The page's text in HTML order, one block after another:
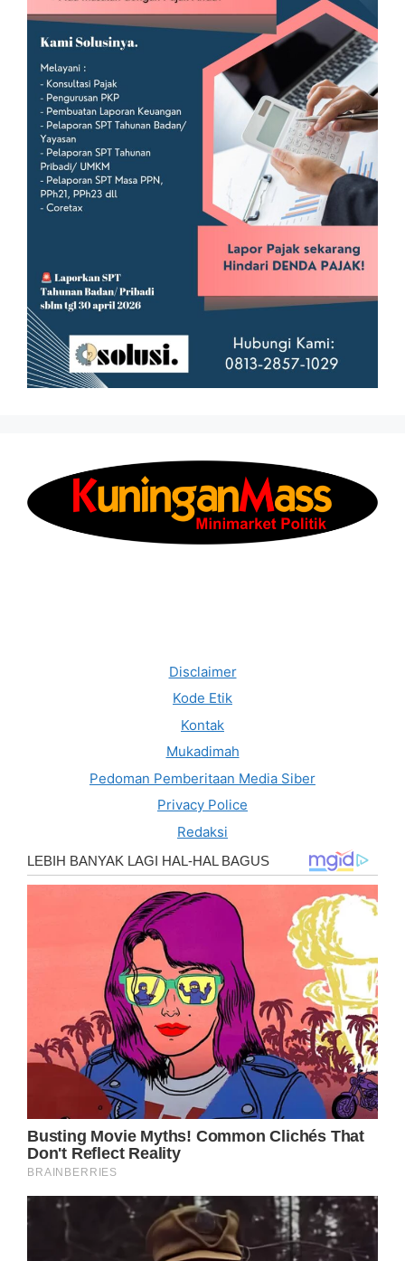
Disclaimer
Kode Etik
Kontak
Mukadimah
Pedoman Pemberitaan Media Siber
Privacy Police
Redaksi